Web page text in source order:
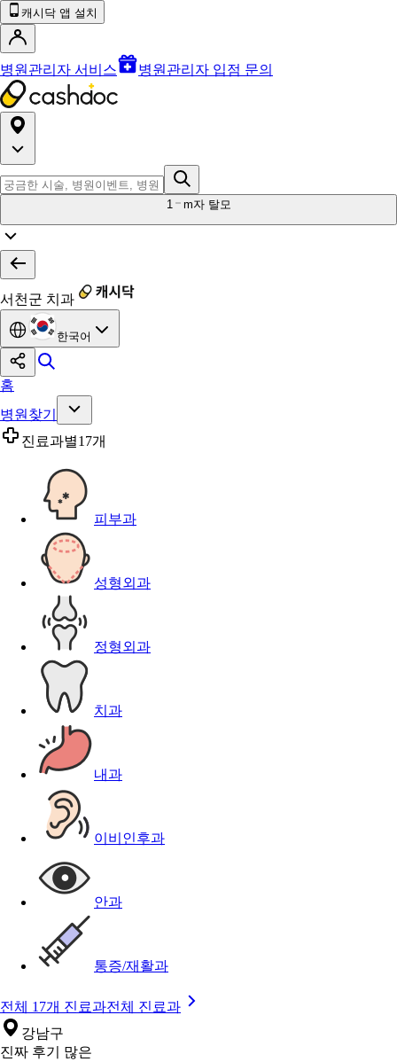
캐시닥 앱 설치
병원관리자 서비스 병원관리자 입점 문의
1 m자 탈모
서천군 치과
한국어
홈
병원찾기
진료과별17개
피부과
성형외과
정형외과
치과
내과
이비인후과
안과
통증/재활과
전체 17개 진료과전체 진료과
강남구
진짜 후기 많은